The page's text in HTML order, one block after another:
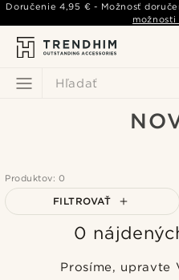
Hľadať
Doručenie4,95 € - Možnosť
možnosti
Produktov: 0
FILTROVAŤ
0
Prosíme, upravte